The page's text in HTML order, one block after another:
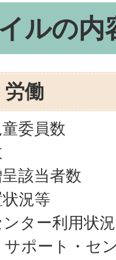
ルの内
労働
委員数
該当者数
況等
ター利用状況
ポート・セ